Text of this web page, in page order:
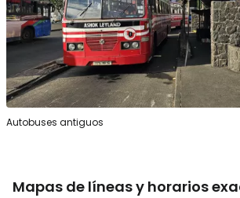
Autobuses antiguos
Mapas de líneas y horarios